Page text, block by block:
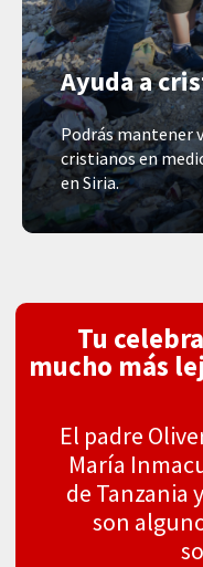
Ayuda a
Podrás mantener
cristianos en
en Siria.
Tu
mucho más
El padre
María
de Tanzania
son